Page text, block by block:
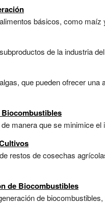
básicos, como
de la industria
que pueden ofrecer
manera que se minimice
restos de cosechas
de Biocombustibles
de